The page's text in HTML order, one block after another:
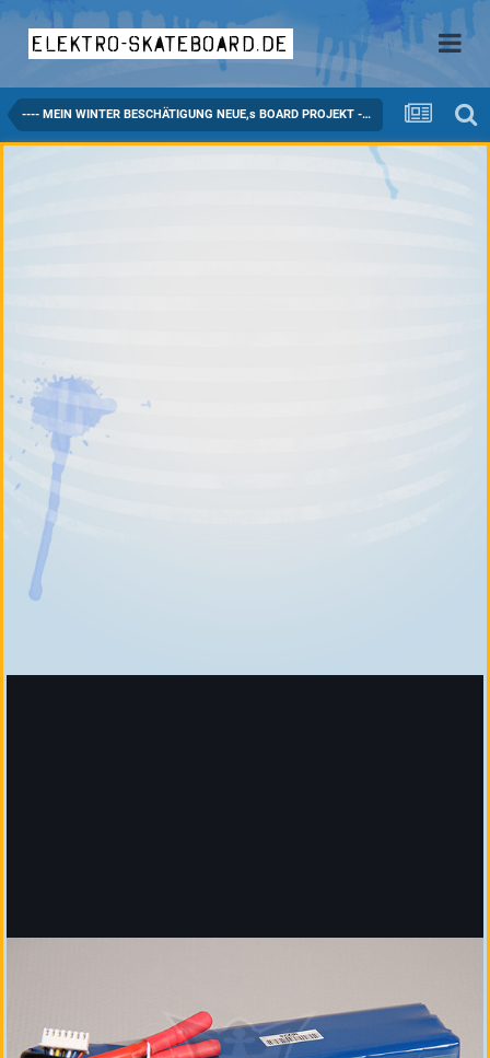
elektro-skateboard.de
---- MEIN WINTER BESCHÄTIGUNG NEUE,s BOARD PROJEKT ----